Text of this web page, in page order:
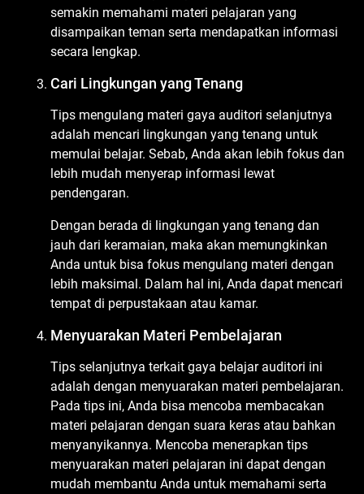
semakin memahami materi pelajaran yang
disampaikan teman serta mendapatkan informasi
secara lengkap.
Cari Lingkungan yang Tenang
Tips mengulang materi gaya auditori selanjutnya
adalah mencari lingkungan yang tenang untuk
memulai belajar. Sebab, Anda akan lebih fokus dan
lebih mudah menyerap informasi lewat
pendengaran.
Dengan berada di lingkungan yang tenang dan
jauh dari keramaian, maka akan memungkinkan
Anda untuk bisa fokus mengulang materi dengan
lebih maksimal. Dalam hal ini, Anda dapat mencari
tempat di perpustakaan atau kamar.
Menyuarakan Materi Pembelajaran
Tips selanjutnya terkait gaya belajar auditori ini
adalah dengan menyuarakan materi pembelajaran.
Pada tips ini, Anda bisa mencoba membacakan
materi pelajaran dengan suara keras atau bahkan
menyanyikannya. Mencoba menerapkan tips
menyuarakan materi pelajaran ini dapat dengan
mudah membantu Anda untuk memahami serta